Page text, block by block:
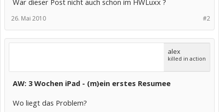
War dieser Post nicht auch schon im HWLuxx ?
#2
26. Mai 2010
alex
killed in action
AW: 3 Wochen iPad - (m)ein erstes Resumee
Wo liegt das Problem?